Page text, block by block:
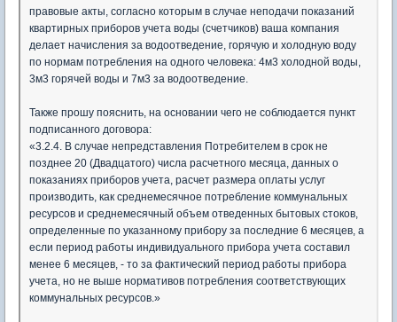
правовые акты, согласно которым в случае неподачи показаний
квартирных приборов учета воды (счетчиков) ваша компания
делает начисления за водоотведение, горячую и холодную воду
по нормам потребления на одного человека: 4м3 холодной воды,
3м3 горячей воды и 7м3 за водоотведение.
Также прошу пояснить, на основании чего не соблюдается пункт
подписанного договора:
«3.2.4. В случае непредставления Потребителем в срок не
позднее 20 (Двадцатого) числа расчетного месяца, данных о
показаниях приборов учета, расчет размера оплаты услуг
производить, как среднемесячное потребление коммунальных
ресурсов и среднемесячный объем отведенных бытовых стоков,
определенные по указанному прибору за последние 6 месяцев, а
если период работы индивидуального прибора учета составил
менее 6 месяцев, - то за фактический период работы прибора
учета, но не выше нормативов потребления соответствующих
коммунальных ресурсов.»